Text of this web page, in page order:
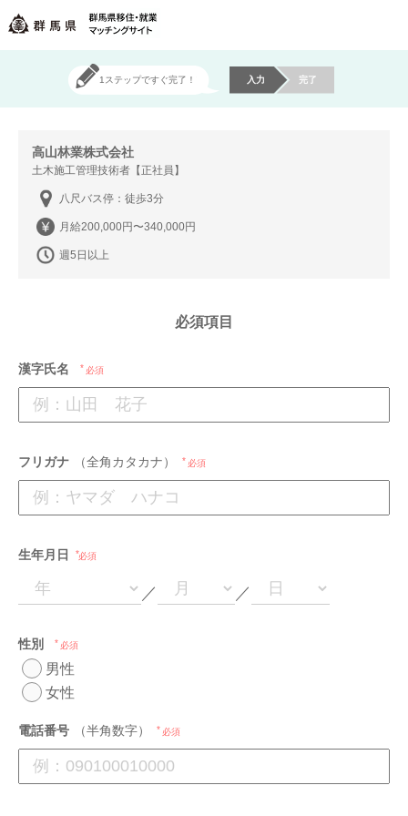
1ステップですぐ完了！ 入力 完了
高山林業株式会社
土木施工管理技術者【正社員】
八尺バス停：徒歩3分
月給200,000円〜340,000円
週5日以上
必須項目
漢字氏名 必須
フリガナ （全角カタカナ） 必須
生年月日 必須
／ ／
性別 必須
男性
女性
電話番号 （半角数字） 必須